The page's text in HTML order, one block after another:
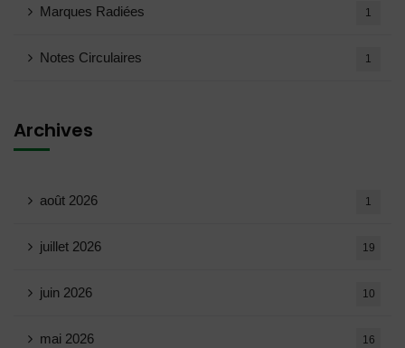
Marques Radiées 1
Notes Circulaires 1
Archives
août 2026 1
juillet 2026 19
juin 2026 10
mai 2026 16